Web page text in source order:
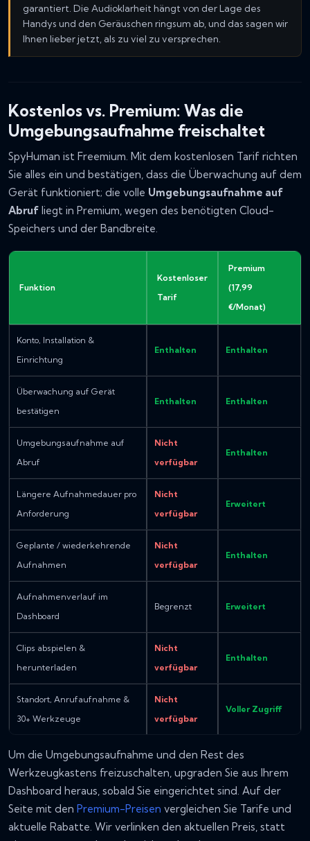
garantiert. Die Audioklarheit hängt von der Lage des
Handys und den Geräuschen ringsum ab, und das sagen wir
Ihnen lieber jetzt, als zu viel zu versprechen.
Kostenlos vs. Premium: Was die
Umgebungsaufnahme freischaltet
SpyHuman ist Freemium. Mit dem kostenlosen Tarif richten
Sie alles ein und bestätigen, dass die Überwachung auf dem
Gerät funktioniert; die volle Umgebungsaufnahme auf
Abruf liegt in Premium, wegen des benötigten Cloud-
Speichers und der Bandbreite.
Funktion
Kostenloser
Tarif
Premium
(17,99
€/Monat)
Konto, Installation &
Einrichtung
Enthalten Enthalten
Überwachung auf Gerät
bestätigen
Enthalten Enthalten
Umgebungsaufnahme auf
Abruf
Nicht
verfügbar
Enthalten
Längere Aufnahmedauer pro
Anforderung
Nicht
verfügbar
Erweitert
Geplante / wiederkehrende
Aufnahmen
Nicht
verfügbar
Enthalten
Aufnahmenverlauf im
Dashboard
Begrenzt Erweitert
Clips abspielen &
herunterladen
Nicht
verfügbar
Enthalten
Standort, Anrufaufnahme &
30+ Werkzeuge
Nicht
verfügbar
Voller Zugriff
Um die Umgebungsaufnahme und den Rest des
Werkzeugkastens freizuschalten, upgraden Sie aus Ihrem
Dashboard heraus, sobald Sie eingerichtet sind. Auf der
Seite mit den Premium-Preisen vergleichen Sie Tarife und
aktuelle Rabatte. Wir verlinken den aktuellen Preis, statt